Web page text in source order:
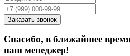
Спасибо, в ближайшее
наш менеджер!